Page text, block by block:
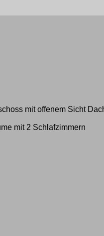
mit offenem Sicht
mit 2 Schlafzimmern